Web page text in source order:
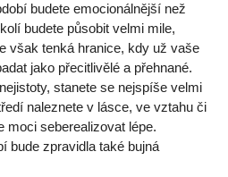
budete emocionálnější než
budete působit velmi mile,
však tenká hranice, kdy už vaše
jako přecitlivělé a přehnané.
stanete se nejspíše velmi
naleznete v lásce, ve vztahu či
moci seberealizovat lépe.
bude zpravidla také bujná